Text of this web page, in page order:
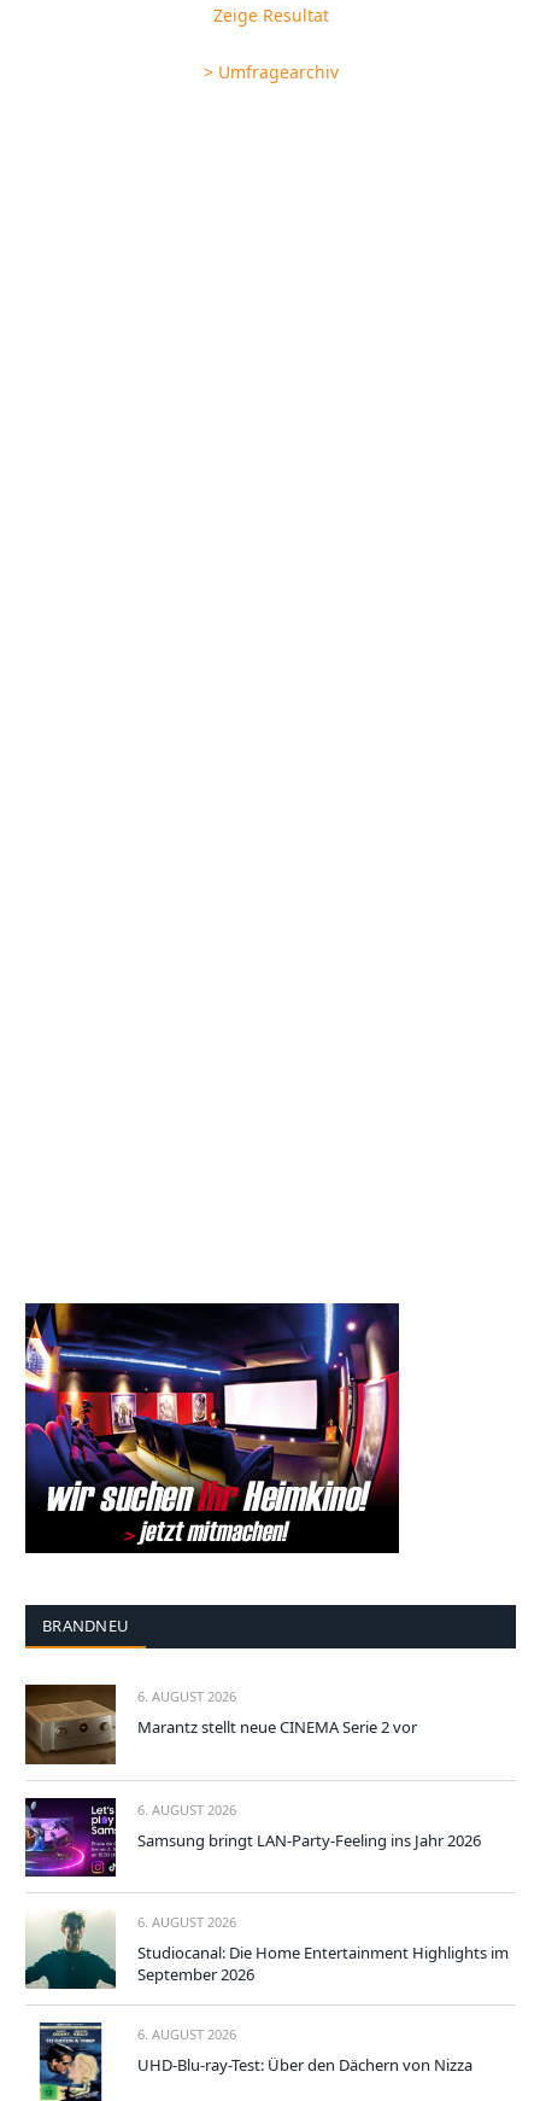
Zeige Resultat
> Umfragearchiv
BRANDNEU
6. AUGUST 2026
Marantz stellt neue CINEMA Serie 2 vor
6. AUGUST 2026
Samsung bringt LAN-Party-Feeling ins Jahr 2026
6. AUGUST 2026
Studiocanal: Die Home Entertainment Highlights im
September 2026
6. AUGUST 2026
UHD-Blu-ray-Test: Über den Dächern von Nizza